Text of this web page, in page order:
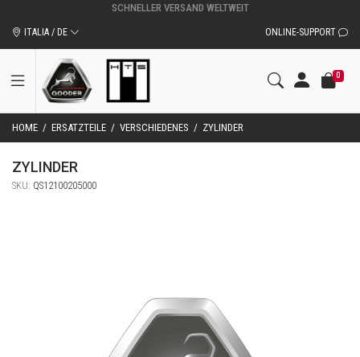
ITALIA / DE ONLINE-SUPPORT
0
HOME / ERSATZTEILE / VERSCHIEDENES / ZYLINDER
ZYLINDER
SKU: QS12100205000